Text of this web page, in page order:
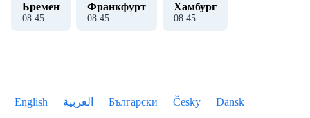
Бремен
08:45
Франкфурт
08:45
Хамбург
08:45
English العربية Български Česky Dansk